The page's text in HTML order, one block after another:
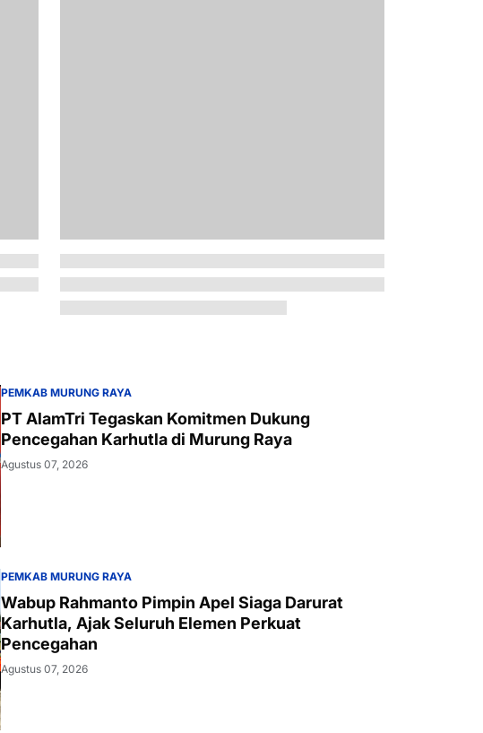
PEMKAB MURUNG RAYA
PT AlamTri Tegaskan Komitmen Dukung
Pencegahan Karhutla di Murung Raya
Agustus 07, 2026
PEMKAB MURUNG RAYA
Wabup Rahmanto Pimpin Apel Siaga Darurat
Karhutla, Ajak Seluruh Elemen Perkuat
Pencegahan
Agustus 07, 2026